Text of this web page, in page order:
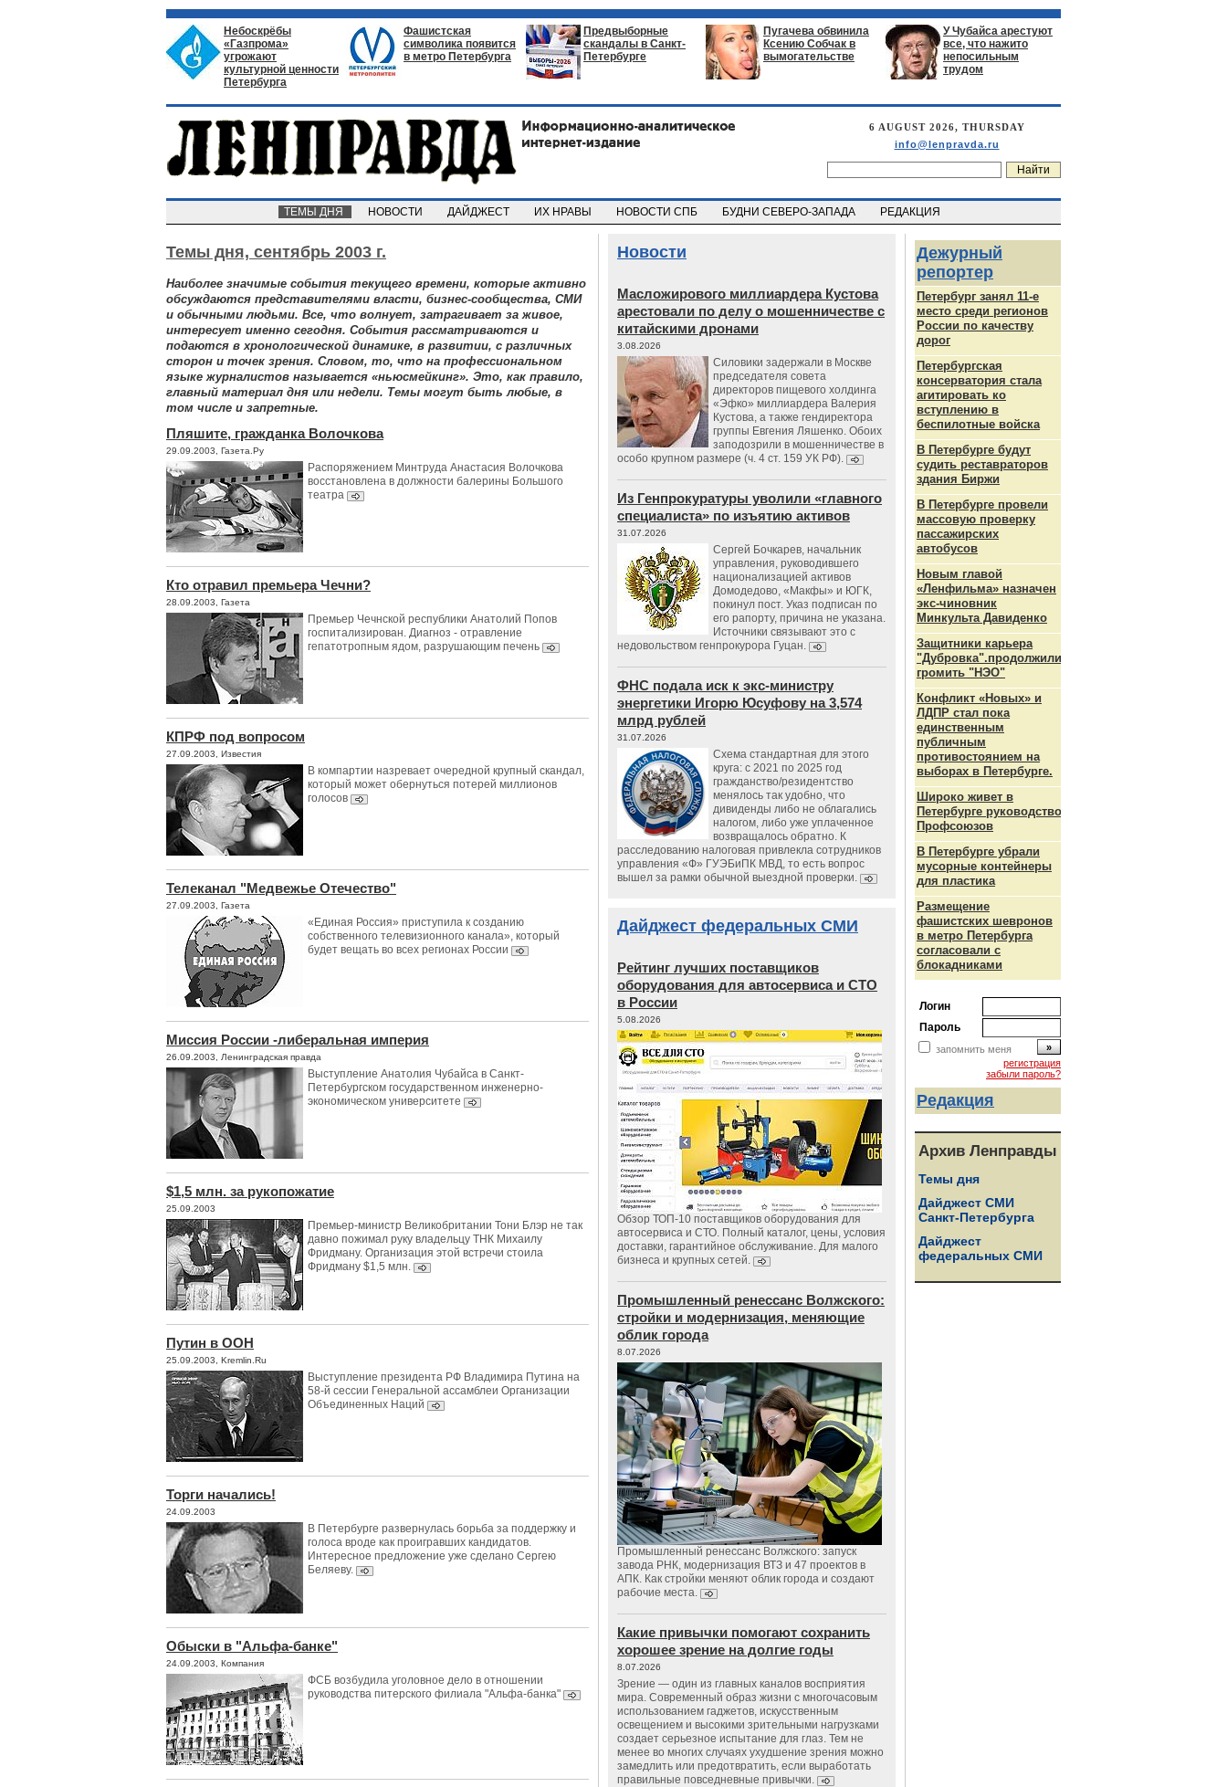
Небоскрёбы
«Газпрома»
угрожают
культурной ценности
Петербурга
Фашистская
символика появится
в метро Петербурга
Предвыборные
скандалы в Санкт-
Петербурге
Пугачева обвинила
Ксению Собчак в
вымогательстве
У Чубайса арестуют
все, что нажито
непосильным
трудом
6 AUGUST 2026, THURSDAY
info@lenpravda.ru
ТЕМЫ ДНЯ НОВОСТИ ДАЙДЖЕСТ ИХ НРАВЫ НОВОСТИ СПБ БУДНИ СЕВЕРО-ЗАПАДА РЕДАКЦИЯ
Темы дня, сентябрь 2003 г.
Наиболее значимые события текущего времени, которые активно
обсуждаются представителями власти, бизнес-сообщества, СМИ
и обычными людьми. Все, что волнует, затрагивает за живое,
интересует именно сегодня. События рассматриваются и
подаются в хронологической динамике, в развитии, с различных
сторон и точек зрения. Словом, то, что на профессиональном
языке журналистов называется «ньюсмейкинг». Это, как правило,
главный материал дня или недели. Темы могут быть любые, в
том числе и запретные.
Пляшите, гражданка Волочкова
29.09.2003, Газета.Ру
Распоряжением Минтруда Анастасия Волочкова
восстановлена в должности балерины Большого
театра
Кто отравил премьера Чечни?
28.09.2003, Газета
Премьер Чечнской республики Анатолий Попов
госпитализирован. Диагноз - отравление
гепатотропным ядом, разрушающим печень
КПРФ под вопросом
27.09.2003, Известия
В компартии назревает очередной крупный скандал,
который может обернуться потерей миллионов
голосов
Телеканал "Медвежье Отечество"
27.09.2003, Газета
«Единая Россия» приступила к созданию
собственного телевизионного канала», который
будет вещать во всех регионах России
Миссия России -либеральная империя
26.09.2003, Ленинградская правда
Выступление Анатолия Чубайса в Санкт-
Петербургском государственном инженерно-
экономическом университете
$1,5 млн. за рукопожатие
25.09.2003
Премьер-министр Великобритании Тони Блэр не так
давно пожимал руку владельцу ТНК Михаилу
Фридману. Организация этой встречи стоила
Фридману $1,5 млн.
Путин в ООН
25.09.2003, Kremlin.Ru
Выступление президента РФ Владимира Путина на
58-й сессии Генеральной ассамблеи Организации
Объединенных Наций
Торги начались!
24.09.2003
В Петербурге развернулась борьба за поддержку и
голоса вроде как проигравших кандидатов.
Интересное предложение уже сделано Сергею
Беляеву.
Обыски в "Альфа-банке"
24.09.2003, Компания
ФСБ возбудила уголовное дело в отношении
руководства питерского филиала "Альфа-банка"
Новости
Масложирового миллиардера Кустова
арестовали по делу о мошенничестве с
китайскими дронами
3.08.2026
Силовики задержали в Москве
председателя совета
директоров пищевого холдинга
«Эфко» миллиардера Валерия
Кустова, а также гендиректора
группы Евгения Ляшенко. Обоих
заподозрили в мошенничестве в
особо крупном размере (ч. 4 ст. 159 УК РФ).
Из Генпрокуратуры уволили «главного
специалиста» по изъятию активов
31.07.2026
Сергей Бочкарев, начальник
управления, руководившего
национализацией активов
Домодедово, «Макфы» и ЮГК,
покинул пост. Указ подписан по
его рапорту, причина не указана.
Источники связывают это с
недовольством генпрокурора Гуцан.
ФНС подала иск к экс-министру
энергетики Игорю Юсуфову на 3,574
млрд рублей
31.07.2026
Схема стандартная для этого
круга: с 2021 по 2025 год
гражданство/резидентство
менялось так удобно, что
дивиденды либо не облагались
налогом, либо уже уплаченное
возвращалось обратно. К
расследованию налоговая привлекла сотрудников
управления «Ф» ГУЭБиПК МВД, то есть вопрос
вышел за рамки обычной выездной проверки.
Дайджест федеральных СМИ
Рейтинг лучших поставщиков
оборудования для автосервиса и СТО
в России
5.08.2026
Обзор ТОП-10 поставщиков оборудования для
автосервиса и СТО. Полный каталог, цены, условия
доставки, гарантийное обслуживание. Для малого
бизнеса и крупных сетей.
Промышленный ренессанс Волжского:
стройки и модернизация, меняющие
облик города
8.07.2026
Промышленный ренессанс Волжского: запуск
завода РНК, модернизация ВТЗ и 47 проектов в
АПК. Как стройки меняют облик города и создают
рабочие места.
Какие привычки помогают сохранить
хорошее зрение на долгие годы
8.07.2026
Зрение — один из главных каналов восприятия
мира. Современный образ жизни с многочасовым
использованием гаджетов, искусственным
освещением и высокими зрительными нагрузками
создает серьезное испытание для глаз. Тем не
менее во многих случаях ухудшение зрения можно
замедлить или предотвратить, если выработать
правильные повседневные привычки.
Дежурный
репортер
Петербург занял 11-е
место среди регионов
России по качеству
дорог
Петербургская
консерватория стала
агитировать ко
вступлению в
беспилотные войска
В Петербурге будут
судить реставраторов
здания Биржи
В Петербурге провели
массовую проверку
пассажирских
автобусов
Новым главой
«Ленфильма» назначен
экс-чиновник
Минкульта Давиденко
Защитники карьера
"Дубровка".продолжили
громить "НЭО"
Конфликт «Новых» и
ЛДПР стал пока
единственным
публичным
противостоянием на
выборах в Петербурге.
Широко живет в
Петербурге руководство
Профсоюзов
В Петербурге убрали
мусорные контейнеры
для пластика
Размещение
фашистских шевронов
в метро Петербурга
согласовали с
блокадниками
Логин
Пароль
запомнить меня
регистрация
забыли пароль?
Редакция
Архив Ленправды
Темы дня
Дайджест СМИ
Санкт-Петербурга
Дайджест
федеральных СМИ